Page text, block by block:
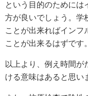
という目的のためには
方が良いでしょう。学
ことが出来ればインフ
ことが出来るはずです。
以上より、例え時間が
ける意味はあると思い